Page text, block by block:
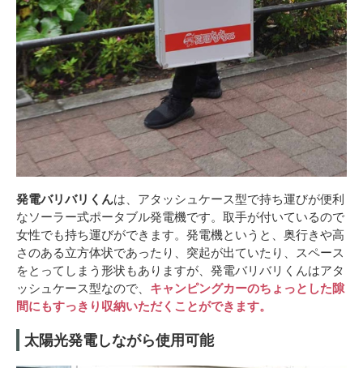
発電バリバリくんは、アタッシュケース型で持ち運びが便利
なソーラー式ポータブル発電機です。取手が付いているので
女性でも持ち運びができます。発電機というと、奥行きや高
さのある立方体状であったり、突起が出ていたり、スペース
をとってしまう形状もありますが、発電バリバリくんはアタ
ッシュケース型なので、 キャンピングカーのちょっとした隙
間にもすっきり収納いただくことができます。
太陽光発電しながら使用可能